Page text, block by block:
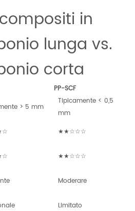
in
lunga vs.
corta
PP-SCF
> 5 mm
Tipicamente < 0,5
mm
★★☆☆☆
★★☆☆☆
Moderare
Limitato